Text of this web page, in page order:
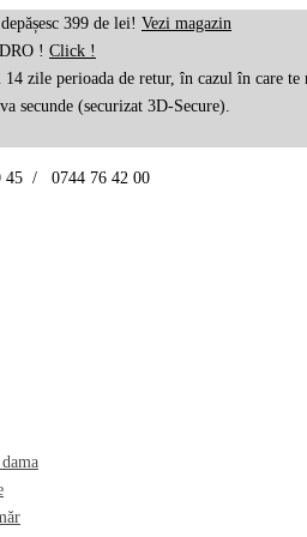
399 de lei! Vezi magazin
! Click !
zile perioada de retur, în cazul în care te
secunde (securizat 3D-Secure).
45 / 0744 76 42 00